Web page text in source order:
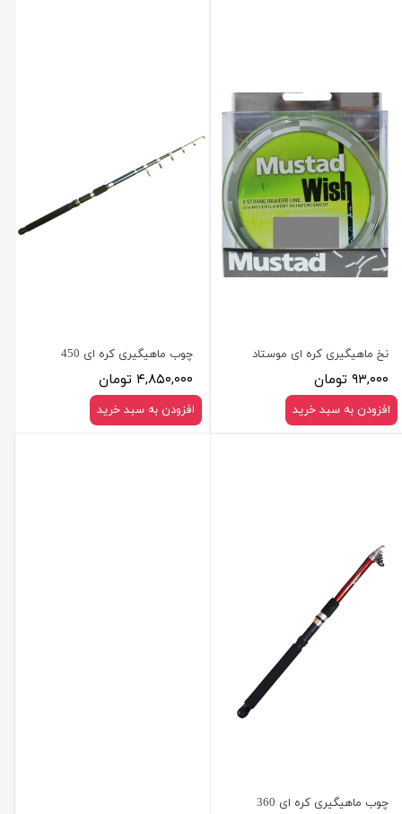
نخ ماهیگیری کره ای موستاد
۹۳,۰۰۰ تومان
افزودن به سبد خرید
چوب ماهیگیری کره ای 450
۴,۸۵۰,۰۰۰ تومان
افزودن به سبد خرید
چوب ماهیگیری کره ای 360